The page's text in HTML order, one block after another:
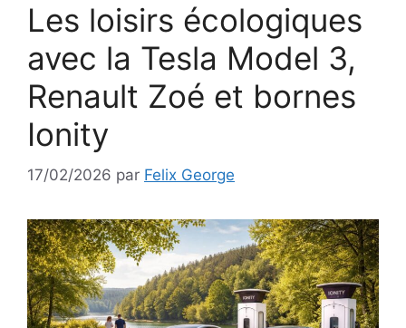
Les loisirs écologiques
avec la Tesla Model 3,
Renault Zoé et bornes
Ionity
17/02/2026 par Felix George